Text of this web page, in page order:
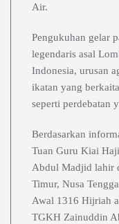
Air.
Pengukuhan gelar
legendaris asal
Indonesia, urusan
ikatan yang
seperti perdebatan
Berdasarkan
Tuan Guru Kiai
Abdul Madjid lahir
Timur, Nusa
Awal 1316 Hijriah
TGKH Zainuddin